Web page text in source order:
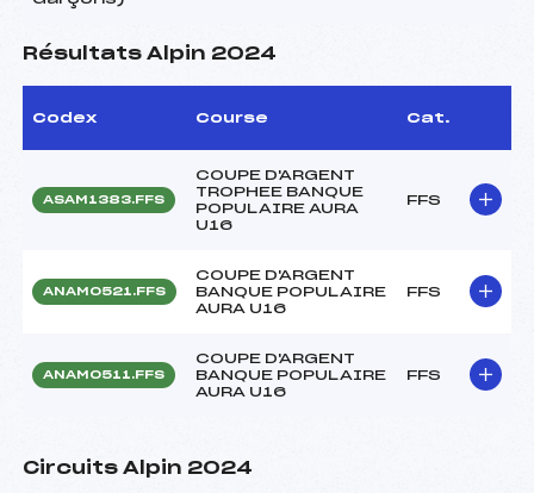
Résultats Alpin 2024
Codex Course Cat.
ASAM1383.FFS
COUPE D'ARGENT
TROPHEE BANQUE
POPULAIRE AURA
U16
FFS
ANAM0521.FFS
COUPE D'ARGENT
BANQUE POPULAIRE
AURA U16
FFS
ANAM0511.FFS
COUPE D'ARGENT
BANQUE POPULAIRE
AURA U16
FFS
Circuits Alpin 2024